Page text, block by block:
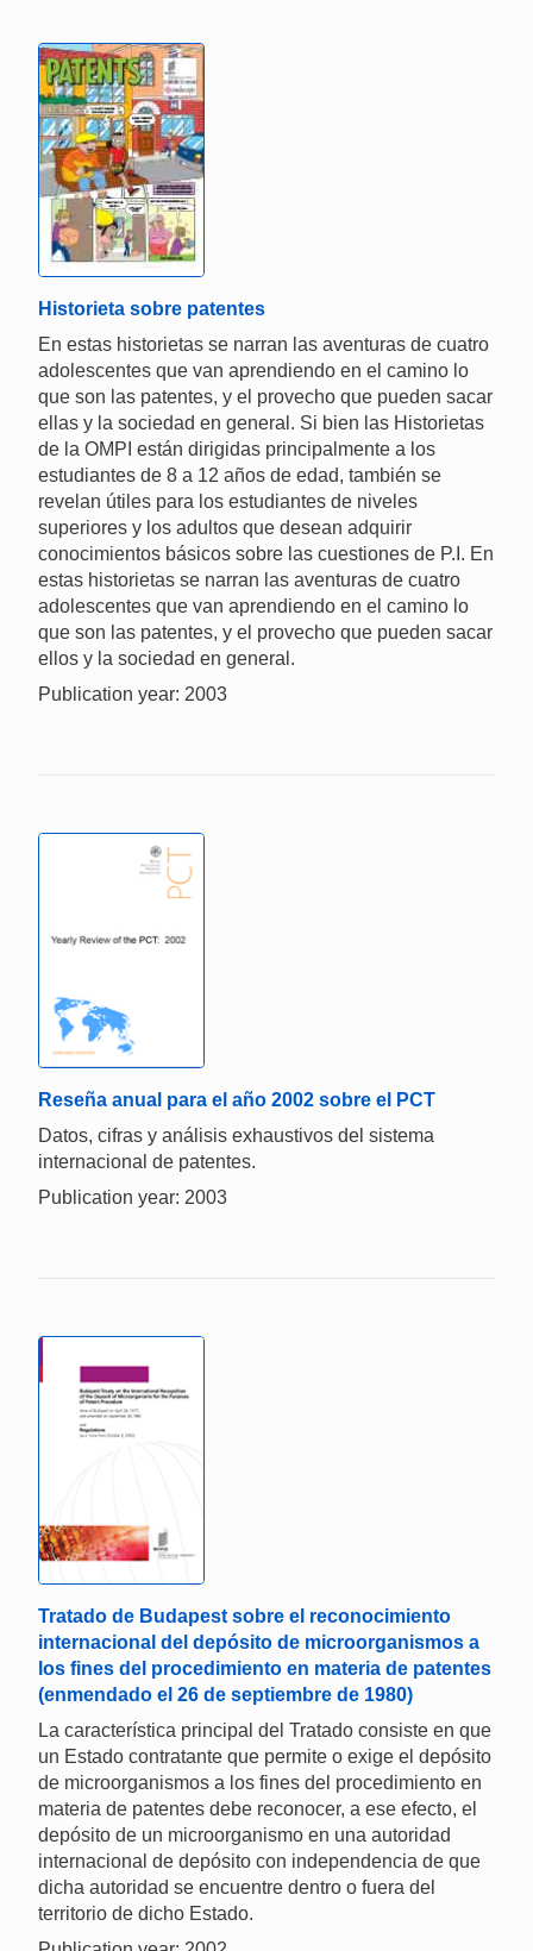
Historieta sobre patentes
En estas historietas se narran las aventuras de cuatro
adolescentes que van aprendiendo en el camino lo
que son las patentes, y el provecho que pueden sacar
ellas y la sociedad en general. Si bien las Historietas
de la OMPI están dirigidas principalmente a los
estudiantes de 8 a 12 años de edad, también se
revelan útiles para los estudiantes de niveles
superiores y los adultos que desean adquirir
conocimientos básicos sobre las cuestiones de P.I. En
estas historietas se narran las aventuras de cuatro
adolescentes que van aprendiendo en el camino lo
que son las patentes, y el provecho que pueden sacar
ellos y la sociedad en general.
Publication year: 2003
Reseña anual para el año 2002 sobre el PCT
Datos, cifras y análisis exhaustivos del sistema
internacional de patentes.
Publication year: 2003
Tratado de Budapest sobre el reconocimiento
internacional del depósito de microorganismos a
los fines del procedimiento en materia de patentes
(enmendado el 26 de septiembre de 1980)
La característica principal del Tratado consiste en que
un Estado contratante que permite o exige el depósito
de microorganismos a los fines del procedimiento en
materia de patentes debe reconocer, a ese efecto, el
depósito de un microorganismo en una autoridad
internacional de depósito con independencia de que
dicha autoridad se encuentre dentro o fuera del
territorio de dicho Estado.